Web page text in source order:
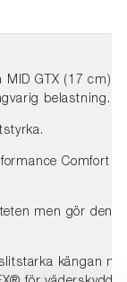
GTX (17 cm)
belastning.
Comfort
men gör den
kängan